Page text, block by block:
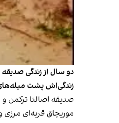
دو سال از زندگی
زندگی‌اش پشت میله‌های
صدیقه اصالتا ترکمن
موریچاق قریه‌ای مرزی